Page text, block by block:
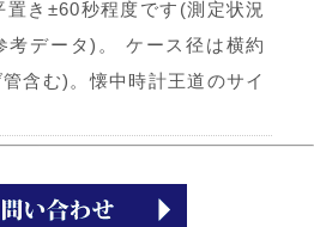
き±60秒程度です(測定状況
考データ)。 ケース径は横約
含む)。懐中時計王道のサイ